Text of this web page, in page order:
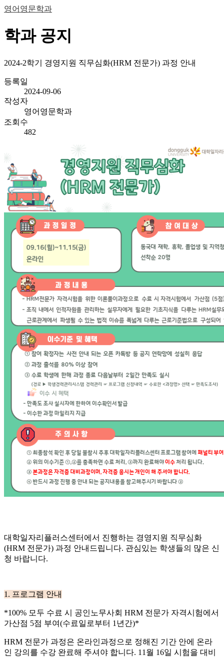
영어영문학과
학과 공지
2024-2학기 경영지원 직무심화(HRM 전문가) 과정 안내
등록일
2024-09-06
작성자
영어영문학과
조회수
482
대학일자리플러스센터에서 진행하는 경영지원 직무심화
(HRM 전문가) 과정 안내드립니다. 관심있는 학생들의 많은 신
청 바랍니다.
1. 프로그램 안내
*100% 모두 수료 시 공인노무사회 HRM 전문가 자격시험에서
가산점 5점 부여(수료일로부터 1 년간)*
HRM 전문가 과정은 온라인과정으로 정해진 기간 안에 온라
인 강의를 수강 완료해 주셔야 합니다. 11 월 16일 시험을 대비